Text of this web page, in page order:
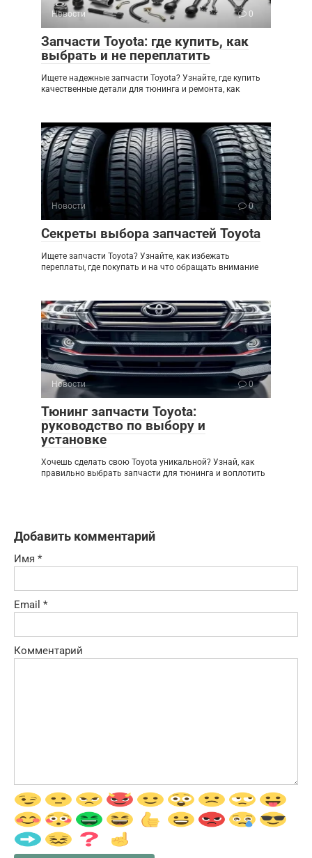
Новости 0
Запчасти Toyota: где купить, как
выбрать и не переплатить
Ищете надежные запчасти Toyota? Узнайте, где купить
качественные детали для тюнинга и ремонта, как
Новости 0
Секреты выбора запчастей Toyota
Ищете запчасти Toyota? Узнайте, как избежать
переплаты, где покупать и на что обращать внимание
Новости 0
Тюнинг запчасти Toyota:
руководство по выбору и
установке
Хочешь сделать свою Toyota уникальной? Узнай, как
правильно выбрать запчасти для тюнинга и воплотить
Добавить комментарий
Имя *
Email *
Комментарий